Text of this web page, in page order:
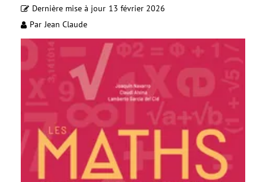
Dernière mise à jour 13 février 2026
Par Jean Claude